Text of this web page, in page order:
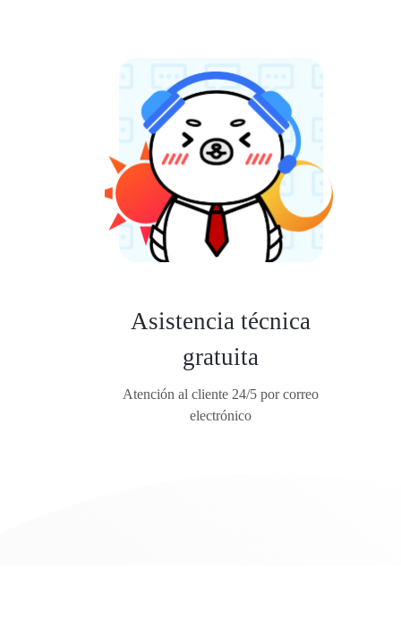
Asistencia técnica
gratuita
Atención al cliente 24/5 por correo
electrónico